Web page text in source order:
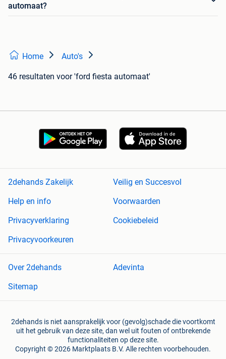
automaat?
Home Auto's
46 resultaten voor 'ford fiesta automaat'
2dehands Zakelijk
Veilig en Succesvol
Help en info
Voorwaarden
Privacyverklaring
Cookiebeleid
Privacyvoorkeuren
Over 2dehands
Adevinta
Sitemap
2dehands is niet aansprakelijk voor (gevolg)schade die voortkomt
uit het gebruik van deze site, dan wel uit fouten of ontbrekende
functionaliteiten op deze site.
Copyright © 2026 Marktplaats B.V. Alle rechten voorbehouden.